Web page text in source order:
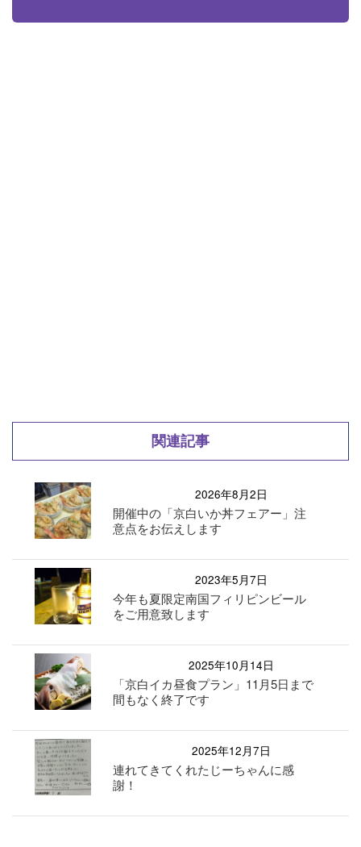
関連記事
2026年8月2日
開催中の「京白いか丼フェアー」注
意点をお伝えします
2023年5月7日
今年も夏限定南国フィリピンビール
をご用意致します
2025年10月14日
「京白イカ昼食プラン」11月5日まで
間もなく終了です
2025年12月7日
連れてきてくれたじーちゃんに感
謝！